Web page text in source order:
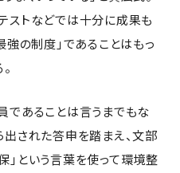
ストなどでは十分に成果も
強の制度」であることはもっ
であることは言うまでもな
出された答申を踏まえ、文部
という言葉を使って環境整